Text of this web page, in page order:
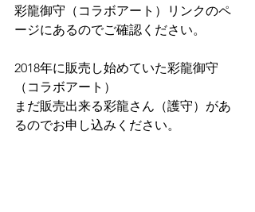
彩龍御守（コラボアート）リンクのペ
ージにあるのでご確認ください。
2018年に販売し始めていた彩龍御守
（コラボアート）
まだ販売出来る彩龍さん（護守）があ
るのでお申し込みください。